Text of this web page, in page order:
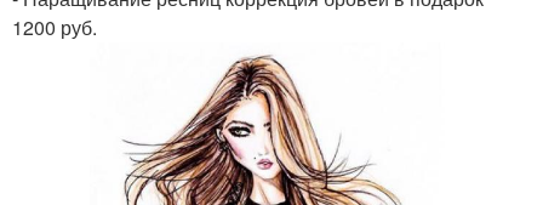
1200 руб.